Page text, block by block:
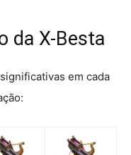
da X-Besta
em cada